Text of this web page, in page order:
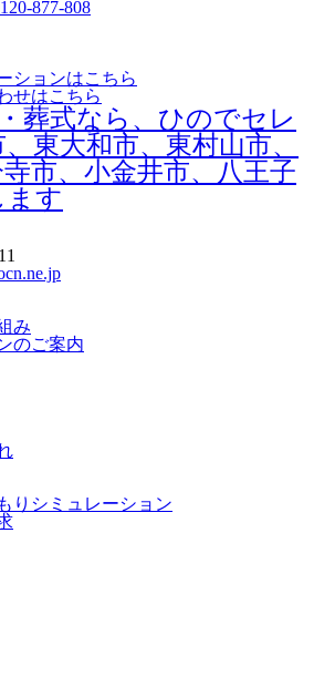
み
のご案内
りシミュレーション